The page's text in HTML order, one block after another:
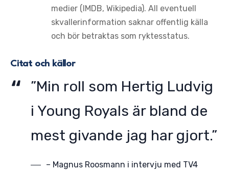
medier (IMDB, Wikipedia). All eventuell
skvallerinformation saknar offentlig källa
och bör betraktas som ryktesstatus.
Citat och källor
”Min roll som Hertig Ludvig
i Young Royals är bland de
mest givande jag har gjort.”
– Magnus Roosmann i intervju med TV4